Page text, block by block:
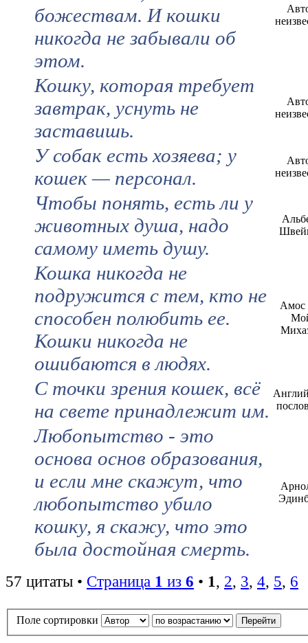
божествам. И кошки
никогда не забывали об
этом.
Кошку, которая требует
завтрак, уснуть не
заставишь.
У собак есть хозяева; у
кошек — персонал.
Чтобы понять, есть ли у
животных душа, надо
самому иметь душу.
Кошка никогда не
подружится с тем, кто не
способен полюбить ее.
Кошки никогда не
ошибаются в людях.
Амос
С точки зрения кошек, всё
на свете принадлежит им.
Любопытство - это
основа основ образования,
и если мне скажут, что
любопытство убило
кошку, я скажу, что это
была достойная смерть.
57 цитаты • Страница 1 из 6 • 1, 2, 3, 4, 5, 6
Поле сортировки